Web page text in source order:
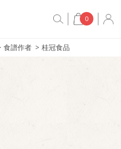
0
食譜作者 桂冠食品